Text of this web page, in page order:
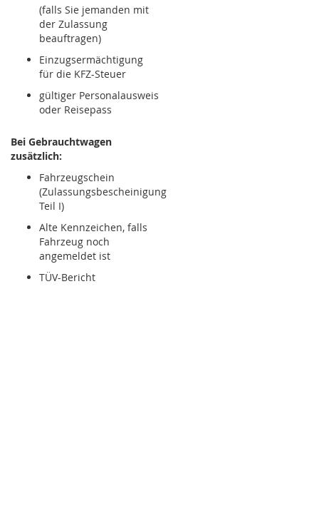
(falls Sie jemanden mit
der Zulassung
beauftragen)
Einzugsermächtigung
für die KFZ-Steuer
gültiger Personalausweis
oder Reisepass
Bei Gebrauchtwagen
zusätzlich:
Fahrzeugschein
(Zulassungsbescheinigung
Teil I)
Alte Kennzeichen, falls
Fahrzeug noch
angemeldet ist
TÜV-Bericht